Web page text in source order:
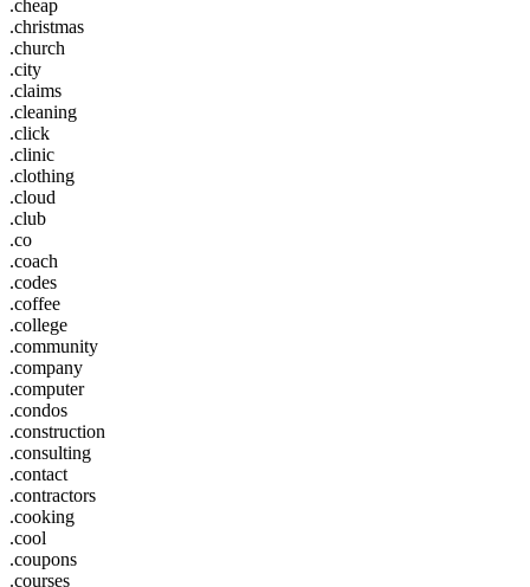
.cheap
.christmas
.church
.city
.claims
.cleaning
.click
.clinic
.clothing
.cloud
.club
.co
.coach
.codes
.coffee
.college
.community
.company
.computer
.condos
.construction
.consulting
.contact
.contractors
.cooking
.cool
.coupons
.courses